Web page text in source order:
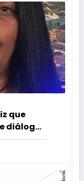
que
diálogo